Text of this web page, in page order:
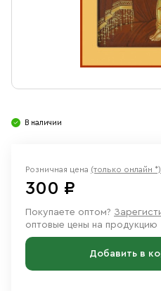
Ювелирные изделия
В наличии
Розничная цена (только онлайн *)
300 ₽
Покупаете оптом?
оптовые цены на продукцию
Добавить в